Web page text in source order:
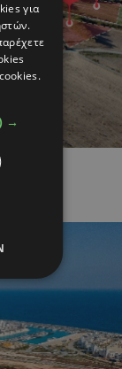
για
→